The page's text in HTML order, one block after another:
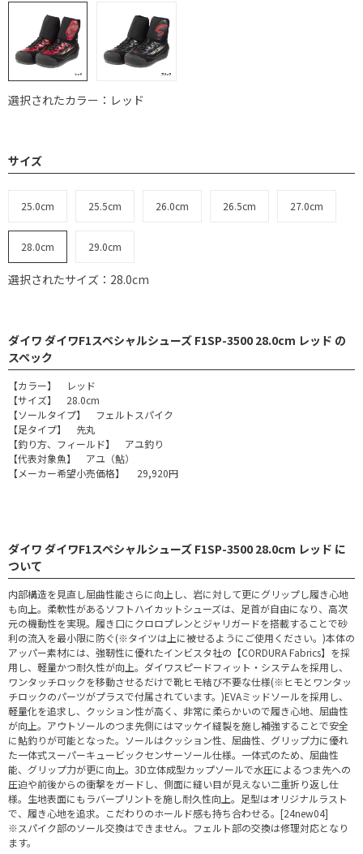
選択されたカラー：レッド
サイズ
25.0cm 25.5cm 26.0cm 26.5cm 27.0cm
28.0cm 29.0cm
選択されたサイズ：28.0cm
ダイワ ダイワF1スペシャルシューズ F1SP-3500 28.0cm レッド の
スペック
【カラー】 レッド
【サイズ】 28.0cm
【ソールタイプ】 フェルトスパイク
【足タイプ】 先丸
【釣り方、フィールド】 アユ釣り
【代表対象魚】 アユ（鮎）
【メーカー希望小売価格】 29,920円
ダイワ ダイワF1スペシャルシューズ F1SP-3500 28.0cm レッド に
ついて
内部構造を見直し屈曲性能さらに向上し、岩に対して更にグリップし履き心地
も向上。柔軟性があるソフトハイカットシューズは、足首が自由になり、高次
元の機動性を実現。履き口にクロロプレンとジャリガードを搭載することで砂
利の流入を最小限に防ぐ(※タイツは上に被せるようにご使用ください。)本体の
アッパー素材には、強靭性に優れたインビスタ社の【CORDURA Fabrics】を採
用し、軽量かつ耐久性が向上。ダイワスピードフィット・システムを採用し、
ワンタッチロックを移動させるだけで靴ヒモ結び不要な仕様(※ヒモとワンタッ
チロックのパーツがプラスで付属されています。)EVAミッドソールを採用し、
軽量化を追求し、クッション性が高く、非常に柔らかいので履き心地、屈曲性
が向上。アウトソールのつま先側にはマッケイ縫製を施し補強することで安全
に鮎釣りが可能となった。ソールはクッション性、屈曲性、グリップ力に優れ
た一体式スーパーキュービックセンサーソール仕様。一体式のため、屈曲性
能、グリップ力が更に向上。3D立体成型カップソールで水圧によるつま先への
圧迫や前後からの衝撃をガードし、側面に縫い目が見えない二重折り返し仕
様。生地表面にもラバープリントを施し耐久性向上。足型はオリジナルラスト
で、履き心地を追求。こだわりのホールド感も持ち合わせる。[24new04]
※スパイク部のソール交換はできません。フェルト部の交換は修理対応となり
ます。